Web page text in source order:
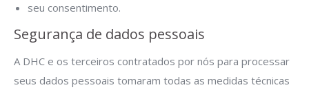
seu consentimento.
Segurança de dados pessoais
A DHC e os terceiros contratados por nós para processar
seus dados pessoais tomaram todas as medidas técnicas